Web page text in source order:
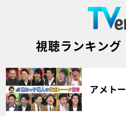
視聴ランキング
アメト